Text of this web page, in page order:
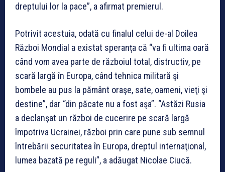
dreptului lor la pace”, a afirmat premierul.
Potrivit acestuia, odată cu finalul celui de-al Doilea
Război Mondial a existat speranţa că “va fi ultima oară
când vom avea parte de războiul total, distructiv, pe
scară largă în Europa, când tehnica militară şi
bombele au pus la pământ oraşe, sate, oameni, vieţi şi
destine”, dar “din păcate nu a fost aşa”. “Astăzi Rusia
a declanşat un război de cucerire pe scară largă
împotriva Ucrainei, război prin care pune sub semnul
întrebării securitatea în Europa, dreptul internaţional,
lumea bazată pe reguli”, a adăugat Nicolae Ciucă.